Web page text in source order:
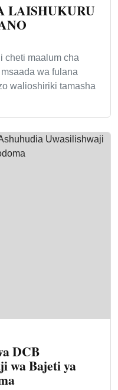
LAISHUKURU
cheti maalum cha
wa fulana
walioshiriki tamasha
DCB
wa Bajeti ya